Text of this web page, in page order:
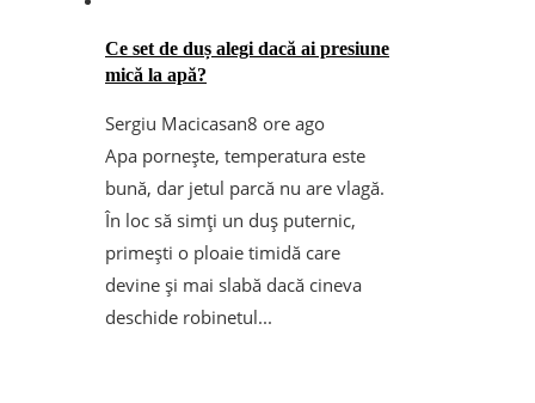
Ce set de duș alegi dacă ai presiune
mică la apă?
Sergiu Macicasan8 ore ago
Apa pornește, temperatura este
bună, dar jetul parcă nu are vlagă.
În loc să simți un duș puternic,
primești o ploaie timidă care
devine și mai slabă dacă cineva
deschide robinetul...